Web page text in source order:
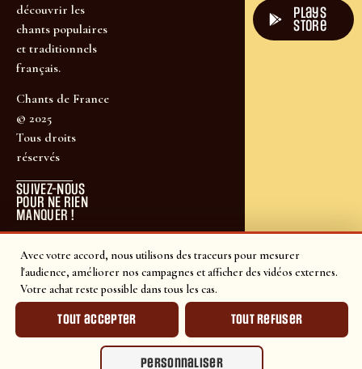
Avec votre accord, nous utilisons des traceurs pour mesurer
l'audience, améliorer nos campagnes et afficher des vidéos externes.
Votre achat reste possible dans tous les cas.
Tout accepter Tout refuser
Personnaliser
découvrir les
chants populaires
et traditionnels
français.
Chants de France
© 2025
Tous droits
réservés
SUIVEZ-NOUS
POUR NE RIEN
MANQUER !
plays
store